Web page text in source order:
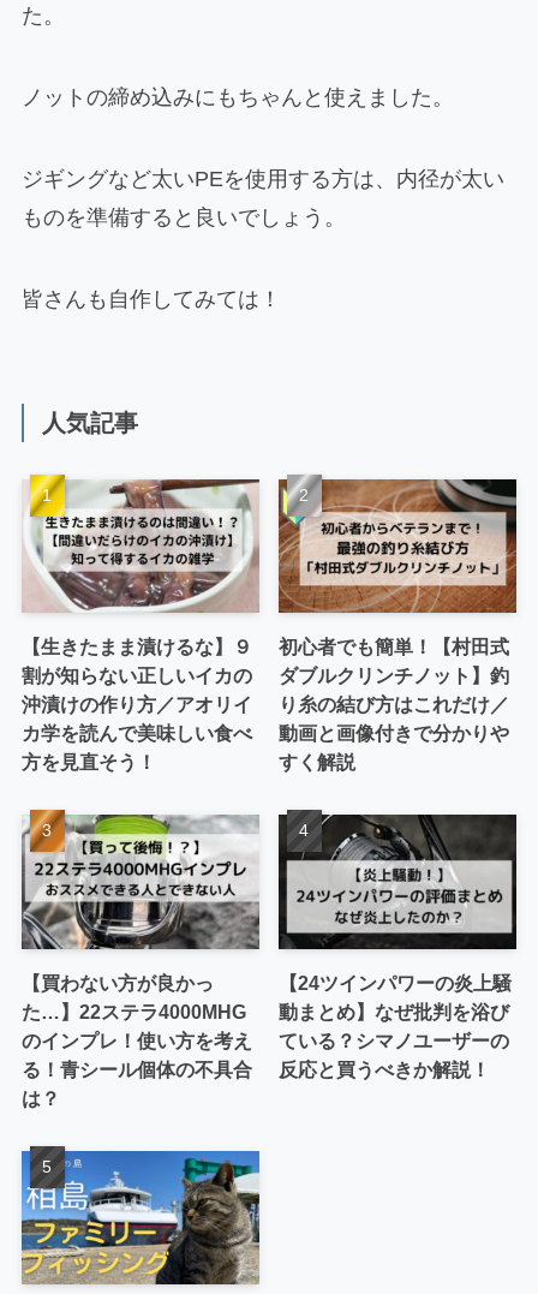
た。
ノットの締め込みにもちゃんと使えました。
ジギングなど太いPEを使用する方は、内径が太い
ものを準備すると良いでしょう。
皆さんも自作してみては！
人気記事
【生きたまま漬けるな】９
割が知らない正しいイカの
沖漬けの作り方／アオリイ
カ学を読んで美味しい食べ
方を見直そう！
初心者でも簡単！【村田式
ダブルクリンチノット】釣
り糸の結び方はこれだけ／
動画と画像付きで分かりや
すく解説
【買わない方が良かっ
た…】22ステラ4000MHG
のインプレ！使い方を考え
る！青シール個体の不具合
は？
【24ツインパワーの炎上騒
動まとめ】なぜ批判を浴び
ている？シマノユーザーの
反応と買うべきか解説！